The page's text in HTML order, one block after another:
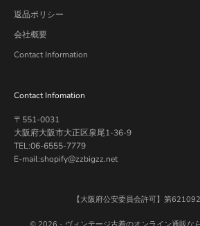
返品ポリシー
会社概要
Contact Information
Contact Infomation
〒551-0031
大阪府大阪市大正区泉尾1-36-9
TEL:06-6555-7779
E-mail:shopify@zzbigzz.net
【大阪府公安委員会許可】第